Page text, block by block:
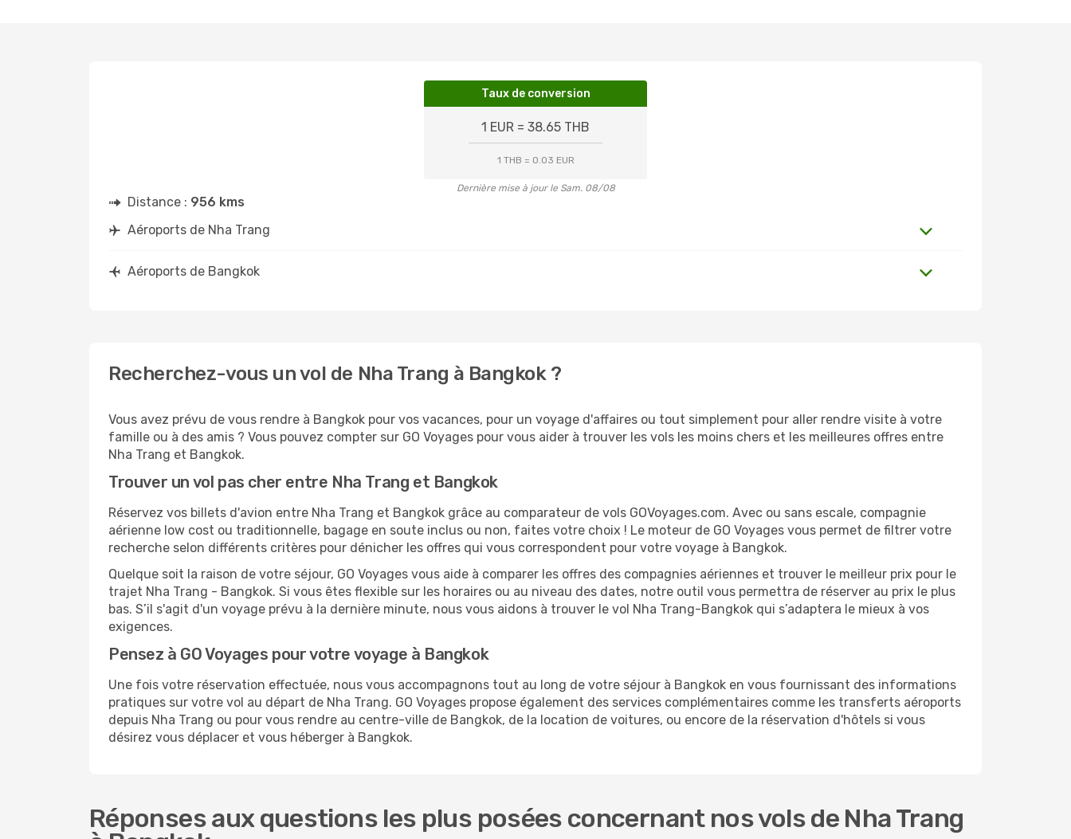
Taux de conversion
1 EUR = 38.65 THB
1 THB = 0.03 EUR
Dernière mise à jour le Sam. 08/08
Distance : 956 kms
Aéroports de Nha Trang
Aéroports de Bangkok
Recherchez-vous un vol de Nha Trang à Bangkok ?
Vous avez prévu de vous rendre à Bangkok pour vos vacances, pour un voyage d'affaires ou tout simplement pour aller rendre visite à votre
famille ou à des amis ? Vous pouvez compter sur GO Voyages pour vous aider à trouver les vols les moins chers et les meilleures offres entre
Nha Trang et Bangkok.
Trouver un vol pas cher entre Nha Trang et Bangkok
Réservez vos billets d'avion entre Nha Trang et Bangkok grâce au comparateur de vols GOVoyages.com. Avec ou sans escale, compagnie
aérienne low cost ou traditionnelle, bagage en soute inclus ou non, faites votre choix ! Le moteur de GO Voyages vous permet de filtrer votre
recherche selon différents critères pour dénicher les offres qui vous correspondent pour votre voyage à Bangkok.
Quelque soit la raison de votre séjour, GO Voyages vous aide à comparer les offres des compagnies aériennes et trouver le meilleur prix pour le
trajet Nha Trang - Bangkok. Si vous êtes flexible sur les horaires ou au niveau des dates, notre outil vous permettra de réserver au prix le plus
bas. S’il s'agit d'un voyage prévu à la dernière minute, nous vous aidons à trouver le vol Nha Trang-Bangkok qui s’adaptera le mieux à vos
exigences.
Pensez à GO Voyages pour votre voyage à Bangkok
Une fois votre réservation effectuée, nous vous accompagnons tout au long de votre séjour à Bangkok en vous fournissant des informations
pratiques sur votre vol au départ de Nha Trang. GO Voyages propose également des services complémentaires comme les transferts aéroports
depuis Nha Trang ou pour vous rendre au centre-ville de Bangkok, de la location de voitures, ou encore de la réservation d'hôtels si vous
désirez vous déplacer et vous héberger à Bangkok.
Réponses aux questions les plus posées concernant nos vols de Nha Trang